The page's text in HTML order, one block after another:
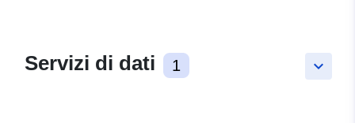
keyboard_arrow_down
Servizi di dati 1